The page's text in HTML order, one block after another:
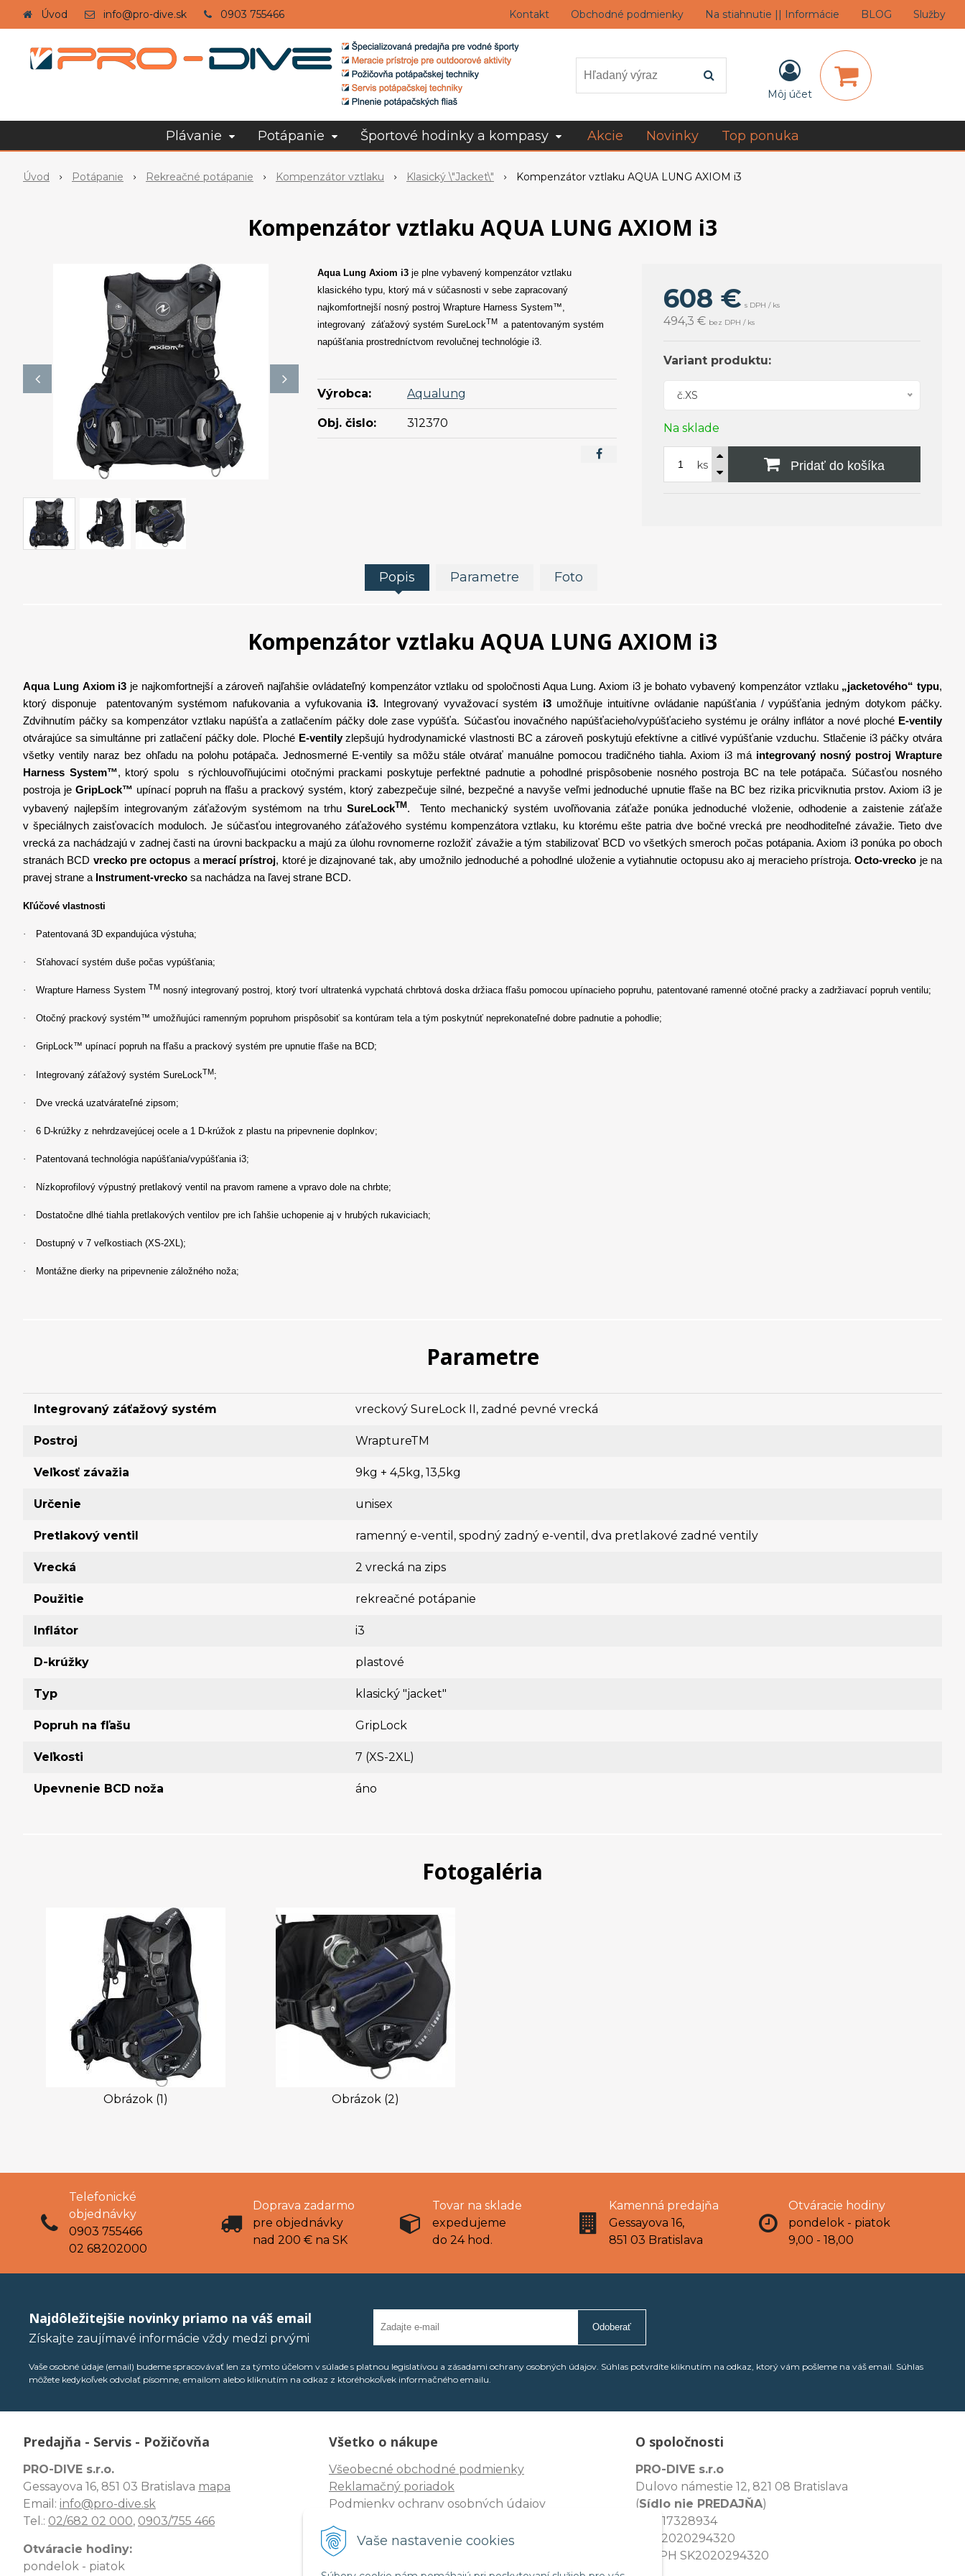
Vaše nastavenie cookies
Úvod info@pro-dive.sk 0903 755466 Kontakt Obchodné podmienky Na stiahnutie || Informácie BLOG Služby
Môj účet
Plávanie Potápanie Športové hodinky a kompasy Akcie Novinky Top ponuka
Úvod Potápanie Rekreačné potápanie Kompenzátor vztlaku Klasický \"Jacket\" Kompenzátor vztlaku AQUA LUNG AXIOM i3
Kompenzátor vztlaku AQUA LUNG AXIOM i3
608 € s DPH / ks
494,3 € bez DPH / ks
Variant produktu:
č.XS
Na sklade
ks Pridať do košíka
Aqua Lung Axiom i3je plne vybavený kompenzátor vztlaku
klasického typu, ktorý má v súčasnosti v sebe zapracovaný
najkomfortnejší nosný postroj Wrapture Harness System™,
integrovaný záťažový systém SureLockTM
a patentovaným systém
napúšťania prostredníctvom revolučnej technológie i3.
Výrobca: Aqualung
Obj. čislo: 312370
Popis Parametre Foto
Kompenzátor vztlaku AQUA LUNG AXIOM i3
Aqua Lung Axiom i3 je najkomfortnejší a zároveň najľahšie ovládateľný kompenzátor vztlaku od spoločnosti Aqua Lung. Axiom i3 je bohato vybavený kompenzátor vztlaku „jacketového“ typu,
ktorý disponuje patentovaným systémom nafukovania a vyfukovania i3. Integrovaný vyvažovací systém i3 umožňuje intuitívne ovládanie napúšťania / vypúšťania jedným dotykom páčky.
Zdvihnutím páčky sa kompenzátor vztlaku napúšťa a zatlačením páčky dole zase vypúšťa. Súčasťou inovačného napúšťacieho/vypúšťacieho systému je orálny inflátor a nové ploché E-ventily
otvárajúce sa simultánne pri zatlačení páčky dole. Ploché E-ventilyzlepšujú hydrodynamické vlastnosti BC a zároveň poskytujú efektívne a citlivé vypúšťanie vzduchu. Stlačenie i3 páčky otvára
všetky ventily naraz bez ohľadu na polohu potápača. Jednosmerné E-ventily sa môžu stále otvárať manuálne pomocou tradičného tiahla. Axiom i3 má integrovaný nosný postroj Wrapture
Harness System™, ktorý spolu s rýchlouvoľňujúcimi otočnými prackami poskytuje perfektné padnutie a pohodlné prispôsobenie nosného postroja BC na tele potápača. Súčasťou nosného
postroja je GripLock™ upínací popruh na fľašu a prackový systém, ktorý zabezpečuje silné, bezpečné a navyše veľmi jednoduché upnutie fľaše na BC bez rizika pricviknutia prstov.Axiom i3 je
vybavený najlepším integrovaným záťažovým systémom na trhuSureLockTM.
Tento mechanický systém uvoľňovania záťaže ponúka jednoduché vloženie, odhodenie a zaistenie záťaže
v špeciálnych zaisťovacích moduloch. Je súčasťou integrovaného záťažového systému kompenzátora vztlaku, ku ktorému ešte patria dve bočné vrecká pre neodhoditeľné závažie. Tieto dve
vrecká za nachádzajú v zadnej časti na úrovni backpacku a majú za úlohu rovnomerne rozložiť závažie a tým stabilizovať BCD vo všetkých smeroch počas potápania. Axiom i3 ponúka po oboch
stranách BCD vrecko pre octopus a merací prístroj, ktoré je dizajnované tak, aby umožnilo jednoduché a pohodlné uloženie a vytiahnutie octopusu ako aj meracieho prístroja.Octo-vrecko je na
pravej strane a nstrument-vrecko sa nachádza na ľavej strane BCD.
Kľúčové vlastnosti
· Patentovaná 3D expandujúca výstuha;
· Sťahovací systém duše počas vypúšťania;
· Wrapture Harness System TM nosný integrovaný postroj, ktorý tvorí ultratenká vypchatá chrbtová doska držiaca fľašu pomocou upínacieho popruhu, patentované ramenné otočné pracky a zadržiavací popruh ventilu;
· Otočný prackový systém™ umožňujúci ramenným popruhom prispôsobiť sa kontúram tela a tým poskytnúť neprekonateľné dobre padnutie a pohodlie;
· GripLock™ upínací popruh na fľašu a prackový systém pre upnutie fľaše na BCD;
· Integrovaný záťažový systém SureLockTM;
· Dve vrecká uzatvárateľné zipsom;
· 6 D-krúžky z nehrdzavejúcej ocele a 1 D-krúžok z plastu na pripevnenie doplnkov;
· Patentovaná technológia napúšťania/vypúšťania i3;
· Nízkoprofilový výpustný pretlakový ventil na pravom ramene a vpravo dole na chrbte;
· Dostatočne dlhé tiahla pretlakových ventilov pre ich ľahšie uchopenie aj v hrubých rukaviciach;
· Dostupný v 7 veľkostiach (XS-2XL);
· Montážne dierky na pripevnenie záložného noža;
Parametre
Integrovaný záťažový systém vreckový SureLock II, zadné pevné vrecká
Postroj WraptureTM
Veľkosť závažia 9kg + 4,5kg, 13,5kg
Určenie unisex
Pretlakový ventil ramenný e-ventil, spodný zadný e-ventil, dva pretlakové zadné ventily
Vrecká 2 vrecká na zips
Použitie rekreačné potápanie
Inflátor i3
D-krúžky plastové
Typ klasický "jacket"
Popruh na fľašu GripLock
Veľkosti 7 (XS-2XL)
Upevnenie BCD noža áno
Fotogaléria
Obrázok (1) Obrázok (2)
Telefonické
objednávky
0903 755466
02 68202000
Doprava zadarmo
pre objednávky
nad 200 € na SK
Tovar na sklade
expedujeme
do 24 hod.
Kamenná predajňa
Gessayova 16,
851 03 Bratislava
Otváracie hodiny
pondelok - piatok
9,00 - 18,00
Najdôležitejšie novinky priamo na váš email
Získajte zaujímavé informácie vždy medzi prvými
Odoberať
Vaše osobné údaje (email) budeme spracovávať len za týmto účelom v súlade s platnou legislatívou a zásadami ochrany osobných údajov. Súhlas potvrdíte kliknutím na odkaz, ktorý vám pošleme na váš email. Súhlas
môžete kedykoľvek odvolať písomne, emailom alebo kliknutím na odkaz z ktoréhokoľvek informačného emailu.
Predajňa - Servis - Požičovňa
PRO-DIVE s.r.o.
Gessayova 16, 851 03 Bratislava mapa
Email: info@pro-dive.sk
Tel.: 02/682 02 000, 0903/755 466
Otváracie hodiny:
pondelok - piatok
Všetko o nákupe
Všeobecné obchodné podmienky
Reklamačný poriadok
Podmienky ochrany osobných údajov
Odstúpenie spotrebiteľa od zmluvy
O spoločnosti
PRO-DIVE s.r.o
Dulovo námestie 12, 821 08 Bratislava
(Sídlo nie PREDAJŇA)
IČO: 17328934
DIČ: 2020294320
IČ DPH SK2020294320